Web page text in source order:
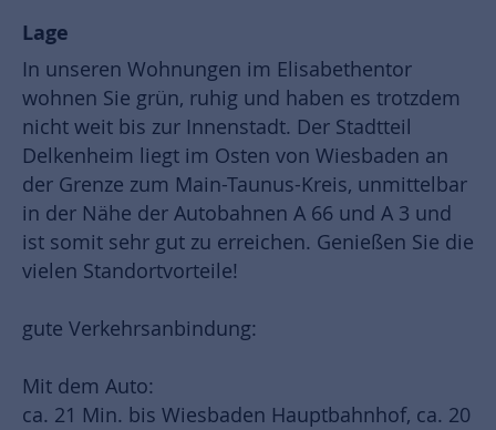
Lage
In unseren Wohnungen im Elisabethentor
wohnen Sie grün, ruhig und haben es trotzdem
nicht weit bis zur Innenstadt. Der Stadtteil
Delkenheim liegt im Osten von Wiesbaden an
der Grenze zum Main-Taunus-Kreis, unmittelbar
in der Nähe der Autobahnen A 66 und A 3 und
ist somit sehr gut zu erreichen. Genießen Sie die
vielen Standortvorteile!
gute Verkehrsanbindung:
Mit dem Auto:
ca. 21 Min. bis Wiesbaden Hauptbahnhof, ca. 20